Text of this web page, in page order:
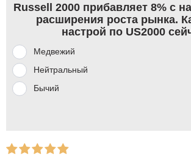
Russell 2000 прибавляет 8% с
расширения роста рынка.
настрой по US2000
Медвежий
Нейтральный
Бычий